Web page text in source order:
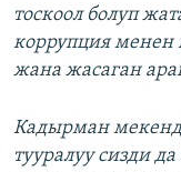
тоскоол болуп
коррупция менен
жана жасаган
Кадырман
тууралуу сизди